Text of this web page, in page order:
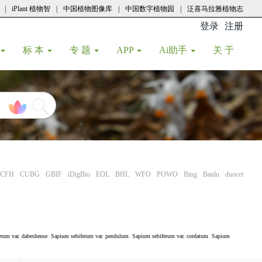
iPlant 植物智 中国植物图像库 中国数字植物园 泛喜马拉雅植物志
登录 注册
标 本 专 题 APP Ai助手 关 于
CFH CUBG GBIF iDigBio EOL BHL WFO POWO Bing Baidu duocet
var. dabeshense Sapium sebiferum var. pendulum Sapium sebiferum var. cordatum Sapium